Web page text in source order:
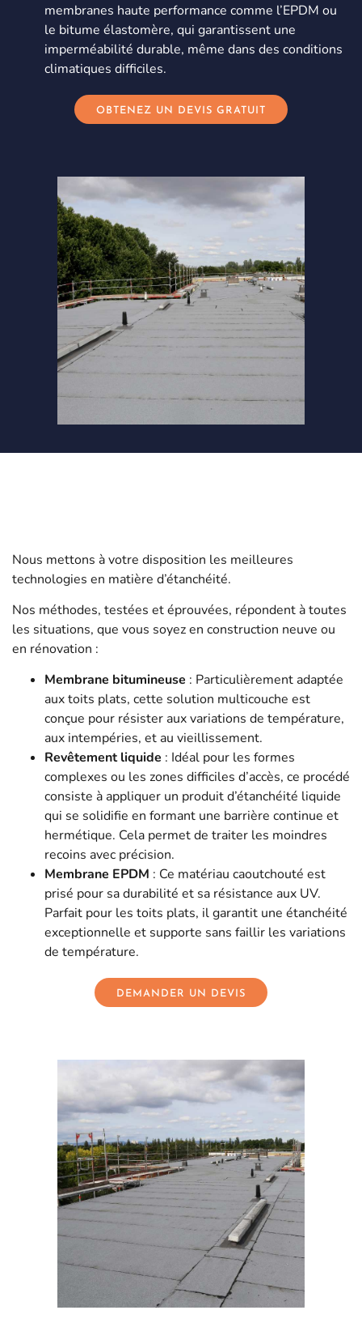
membranes haute performance comme l’EPDM ou
le bitume élastomère, qui garantissent une
imperméabilité durable, même dans des conditions
climatiques difficiles.
OBTENEZ UN DEVIS GRATUIT
Nous mettons à votre disposition les meilleures
technologies en matière d’étanchéité.
Nos méthodes, testées et éprouvées, répondent à toutes
les situations, que vous soyez en construction neuve ou
en rénovation :
Membrane bitumineuse : Particulièrement adaptée
aux toits plats, cette solution multicouche est
conçue pour résister aux variations de température,
aux intempéries, et au vieillissement.
Revêtement liquide : Idéal pour les formes
complexes ou les zones difficiles d’accès, ce procédé
consiste à appliquer un produit d’étanchéité liquide
qui se solidifie en formant une barrière continue et
hermétique. Cela permet de traiter les moindres
recoins avec précision.
Membrane EPDM : Ce matériau caoutchouté est
prisé pour sa durabilité et sa résistance aux UV.
Parfait pour les toits plats, il garantit une étanchéité
exceptionnelle et supporte sans faillir les variations
de température.
DEMANDER UN DEVIS